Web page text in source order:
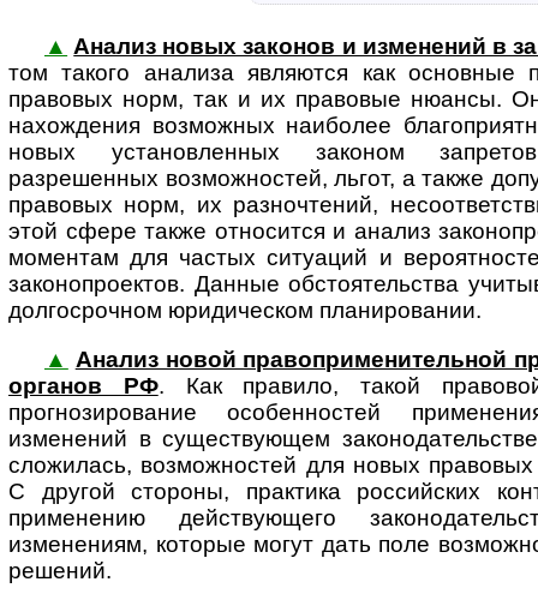
▲ Анализ новых законов и изменений в
том та­ко­го анализа являются как
правовых норм, так и их правовые нюансы.
нахождения возможных наиболее
новых установленных законом
разрешенных возможностей, льгот, а также
правовых норм, их разночтений,
этой сфере также относится и анализ
моментам для частых ситуаций и
законопроектов. Данные обстоятельства
долгосрочном юридическом планировании.
▲ Анализ новой правоприменительной
органов РФ. Как правило, такой
прогнозирование особенностей
изменений в существующем
сложилась, возможностей для новых
С другой стороны, практика российских
применению действующего
изменениям, которые могут дать поле
решений.